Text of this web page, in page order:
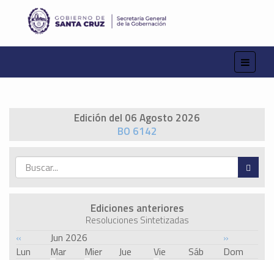
Edición del 06 Agosto 2026
BO 6142
Ediciones anteriores
Resoluciones Sintetizadas
« Jun 2026
»
Lun
Mar Mier Jue Vie Sáb
Dom